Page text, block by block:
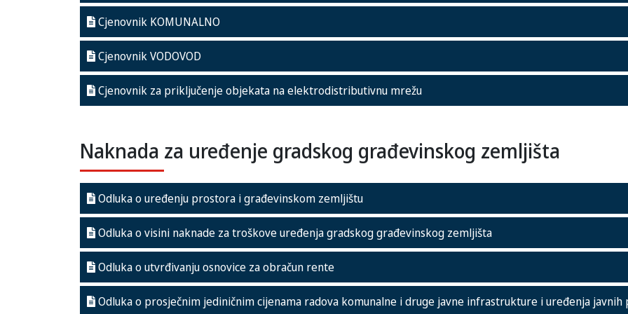
Cjenovnik KOMUNALNO
Cjenovnik VODOVOD
Cjenovnik za priključenje objekata na elektrodistributivnu mrežu
Naknada za uređenje gradskog građevinskog zemljišta
Odluka o uređenju prostora i građevinskom zemljištu
Odluka o visini naknade za troškove uređenja gradskog građevinskog zemljišta
Odluka o utvrđivanju osnovice za obračun rente
Odluka o prosječnim jediničnim cijenama radova komunalne i druge javne infrastrukture i uređenja javnih